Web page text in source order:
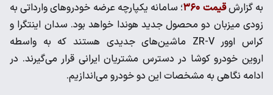
به گزارشقیمت ۳۶۰
؛ سامانه یکپارچه عرضه خودروهای وارداتی به
زودی میزبان دو محصول جدید هوندا خواهد بود. سدان اینتگرا و
کراس اوور ZR-V ماشین‌های جدیدی هستند که به واسطه
اروین خودرو کوشا در دسترس مشتریان ایرانی قرار می‌گیرند. در
ادامه نگاهی به مشخصات این دو خودرو می‌اندازیم.